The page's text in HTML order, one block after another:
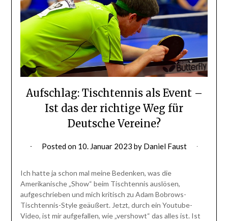
Aufschlag: Tischtennis als Event –
Ist das der richtige Weg für
Deutsche Vereine?
Posted on 10. Januar 2023 by Daniel Faust
Ich hatte ja schon mal meine Bedenken, was die
Amerikanische „Show“ beim Tischtennis auslösen,
aufgeschrieben und mich kritisch zu Adam Bobrows-
Tischtennis-Style geäußert. Jetzt, durch ein Youtube-
Video, ist mir aufgefallen, wie „vershowt“ das alles ist. Ist